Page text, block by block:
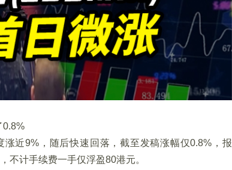
0.8%
近9%，随后快速回落，截至发稿涨幅仅0.8%，报
不计手续费一手仅浮盈80港元。